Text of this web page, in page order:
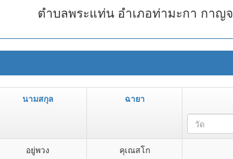
ตำบลพระแท่น อำเภอท่ามะกา กาญ
นามสกุล ฉายา
วัด
อยู่พวง คุเณสโก